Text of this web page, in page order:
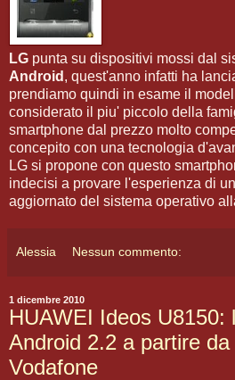
LG punta su dispositivi mossi dal
Android , quest'anno infatti ha
prendiamo quindi in esame il
considerato il piu' piccolo della
smartphone dal prezzo molto
concepito con una tecnologia
LG si propone con questo
indecisi a provare l'esperienza di
aggiornato del sistema operativo
Alessia Nessun commento:
1 dicembre 2010
HUAWEI Ideos U8150:
Android 2.2 a partire
Vodafone